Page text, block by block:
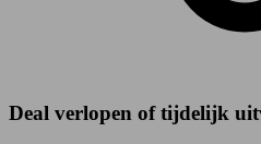
Deal verlopen of tijdelijk